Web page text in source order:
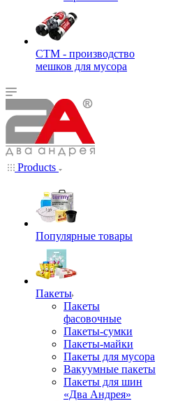
СТМ - производство
мешков для мусора
Products
Популярные товары
Пакеты
Пакеты
фасовочные
Пакеты-сумки
Пакеты-майки
Пакеты для мусора
Вакуумные пакеты
Пакеты для шин
«Два Андрея»